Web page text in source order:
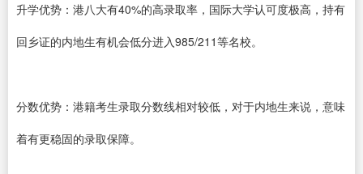
升学优势：港八大有40%的高录取率，国际大学认可度极高，持有
回乡证的内地生有机会低分进入985/211等名校。
分数优势：港籍考生录取分数线相对较低，对于内地生来说，意味
着有更稳固的录取保障。